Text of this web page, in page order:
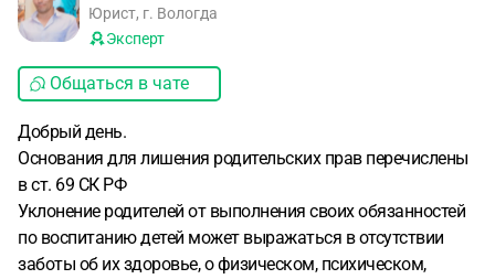
Юрист, г. Вологда
Эксперт
Общаться в чате
Добрый день.
Основания для лишения родительских прав перечислены
в ст. 69 СК РФ
Уклонение родителей от выполнения своих обязанностей
по воспитанию детей может выражаться в отсутствии
заботы об их здоровье, о физическом, психическом,